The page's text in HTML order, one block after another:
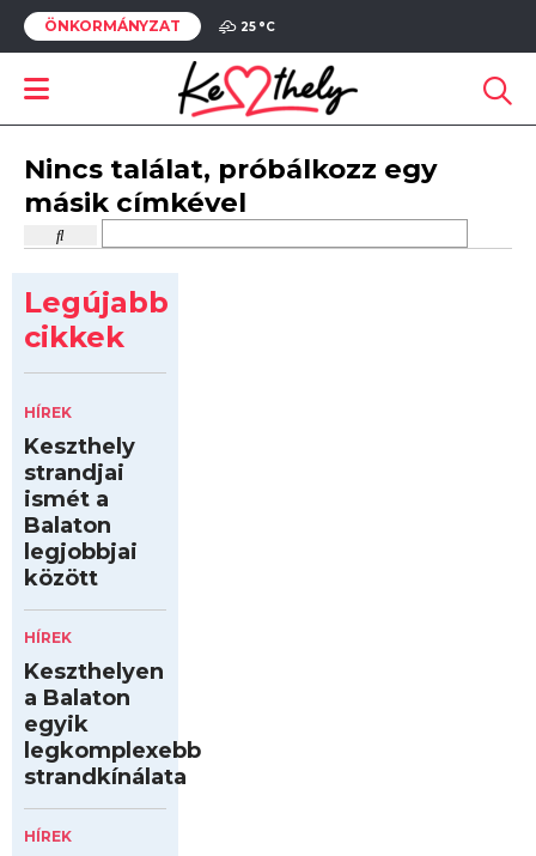
ÖNKORMÁNYZAT 25 °C
Nincs találat, próbálkozz egy
másik címkével
Legújabb
cikkek
HÍREK
Keszthely
strandjai
ismét a
Balaton
legjobbjai
között
HÍREK
Keszthelyen
a Balaton
egyik
legkomplexebb
strandkínálata
HÍREK